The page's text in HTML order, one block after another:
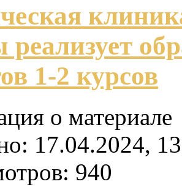
1-2 курсов
о материале
17.04.2024,
940